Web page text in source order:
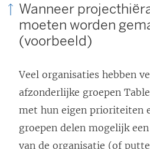
Wanneer
moeten worden
(voorbeeld)
Veel organisaties hebben
afzonderlijke groepen
met hun eigen prioriteiten
groepen delen mogelijk
van de organisatie (of